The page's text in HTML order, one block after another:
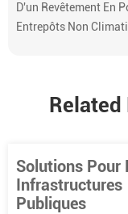
D'un Revêtement En
Entrepôts Non
Solutions Pour
Infrastructures
Publiques